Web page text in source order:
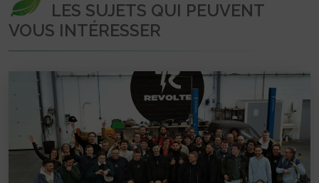
LES SUJETS QUI PEUVENT
VOUS INTÉRESSER